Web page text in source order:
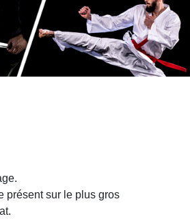
présent sur le plus gros